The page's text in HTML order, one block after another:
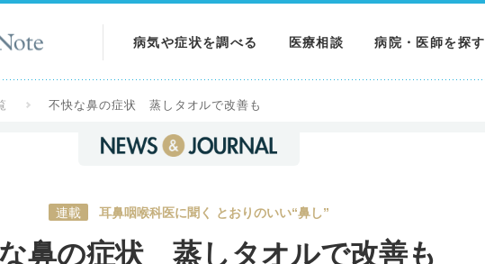
病気や症状を調べる
症状を調べる
医療相談 病院・医師を探す
不快な鼻の症状 蒸しタオルで改善も
連載 耳鼻咽喉科医に聞く とおりのいい“鼻し”
鼻の症状 蒸しタオルで改善も